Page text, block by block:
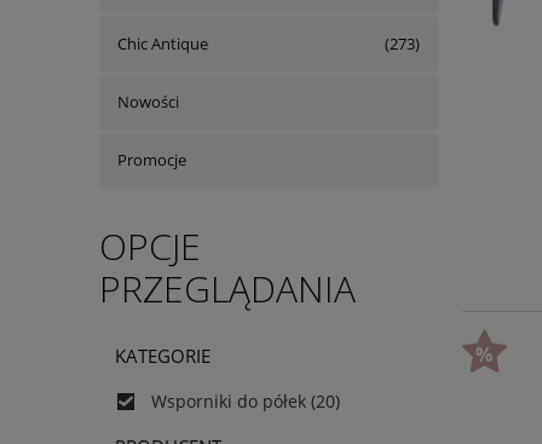
Chic Antique (273)
Nowości
Promocje
OPCJE
PRZEGLĄDANIA
KATEGORIE
Wsporniki do półek (20)